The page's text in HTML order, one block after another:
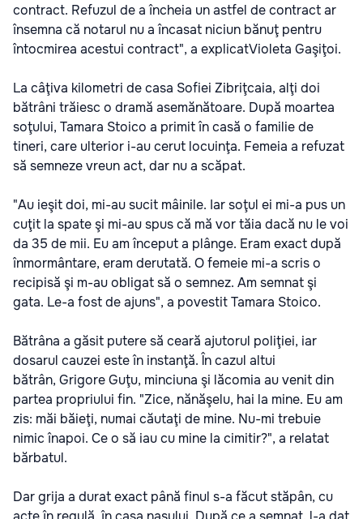
contract. Refuzul de a încheia un astfel de contract ar
însemna că notarul nu a încasat niciun bănuţ pentru
întocmirea acestui contract", a explicatVioleta Gaşiţoi.
La câţiva kilometri de casa Sofiei Zibriţcaia, alţi doi
bătrâni trăiesc o dramă asemănătoare. După moartea
soţului, Tamara Stoico a primit în casă o familie de
tineri, care ulterior i-au cerut locuinţa. Femeia a refuzat
să semneze vreun act, dar nu a scăpat.
"Au ieşit doi, mi-au sucit mâinile. Iar soţul ei mi-a pus un
cuţit la spate şi mi-au spus că mă vor tăia dacă nu le voi
da 35 de mii. Eu am început a plânge. Eram exact după
înmormântare, eram derutată. O femeie mi-a scris o
recipisă şi m-au obligat să o semnez. Am semnat şi
gata. Le-a fost de ajuns", a povestit Tamara Stoico.
Bătrâna a găsit putere să ceară ajutorul poliţiei, iar
dosarul cauzei este în instanţă. În cazul altui
bătrân, Grigore Guţu, minciuna şi lăcomia au venit din
partea propriului fin. "Zice, nănăşelu, hai la mine. Eu am
zis: măi băieţi, numai căutaţi de mine. Nu-mi trebuie
nimic înapoi. Ce o să iau cu mine la cimitir?", a relatat
bărbatul.
Dar grija a durat exact până finul s-a făcut stăpân, cu